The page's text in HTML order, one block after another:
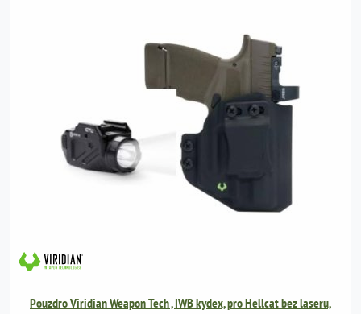
Pouzdro Viridian Weapon Tech , IWB kydex, pro Hellcat bez laseru,